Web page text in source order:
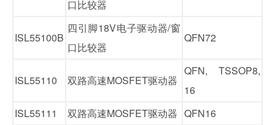
口比较器
ISL55100B
四引脚18V电子驱动器/窗
口比较器
QFN72
ISL55110 双路高速MOSFET驱动器
QFN, TSSOP8,
16
ISL55111
双路高速MOSFET驱动器 QFN16